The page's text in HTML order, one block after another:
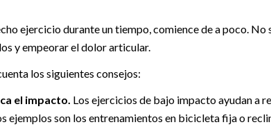
ejercicio durante un tiempo, comience de a poco.
y empeorar el dolor articular.
los siguientes consejos:
el impacto. Los ejercicios de bajo impacto ayudan a
ejemplos son los entrenamientos en bicicleta fija o